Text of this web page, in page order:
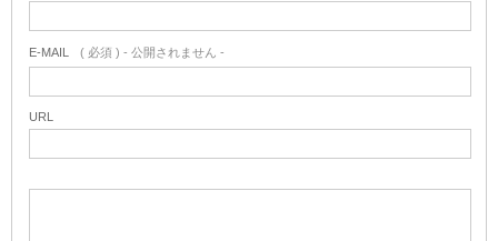
E-MAIL ( 必須 ) - 公開されません -
URL